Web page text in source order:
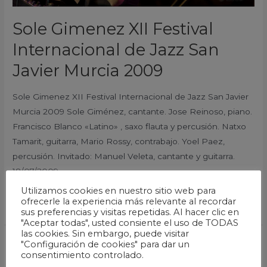
Sole Gimenez XII Festival
Internacional de Jazz San
Javier Murcia 2009
Sole Gimenez XII Festival Internacional de Jazz San Javier
Murcia 2009 Sole Giménez, cantante. Jose Reinoso, piano.
Francisco Blanco «Latino» , saxo flauta y percusión. Natxo
Tamarit, guitarra, Mario Rossy, contrabajo. Yoel Paez,
percusión. Invitado: Manuel Veleta, cantante y guitarra.
18/07/2009
Leer más »
Ron
Carter
Utilizamos cookies en nuestro sitio web para
ofrecerle la experiencia más relevante al recordar
sus preferencias y visitas repetidas. Al hacer clic en
"Aceptar todas", usted consiente el uso de TODAS
las cookies. Sin embargo, puede visitar
"Configuración de cookies" para dar un
consentimiento controlado.